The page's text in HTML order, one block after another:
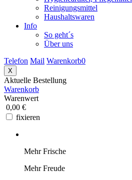
Reinigungsmittel
Haushaltswaren
Info
So geht´s
Über uns
Telefon Mail Warenkorb0
X
Aktuelle Bestellung
Warenkorb
Warenwert
0,00 €
fixieren
Mehr Frische
Mehr Freude